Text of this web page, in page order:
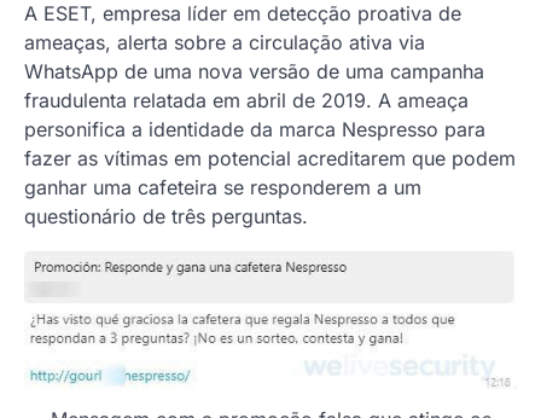
A ESET, empresa líder em detecção proativa de
ameaças, alerta sobre a circulação ativa via
WhatsApp de uma nova versão de uma campanha
fraudulenta relatada em abril de 2019. A ameaça
personifica a identidade da marca Nespresso para
fazer as vítimas em potencial acreditarem que podem
ganhar uma cafeteira se responderem a um
questionário de três perguntas.